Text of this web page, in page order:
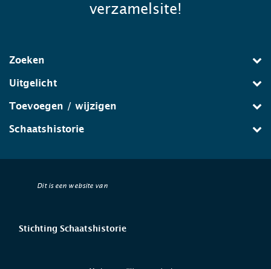
verzamelsite!
Zoeken
Uitgelicht
Toevoegen / wijzigen
Schaatshistorie
Dit is een website van
Stichting Schaatshistorie